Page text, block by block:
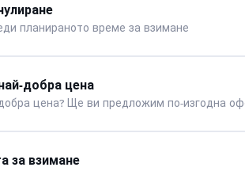
планираното време за взимане
добра цена
цена? Ще ви предложим по-изгодна
за взимане